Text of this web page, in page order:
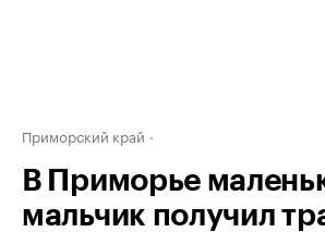
Приморский край
В Приморье
мальчик получил